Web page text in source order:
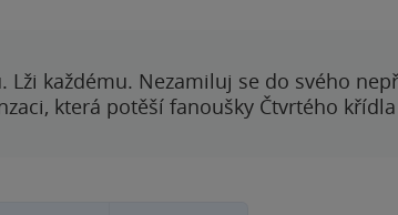
Lži každému. Nezamiluj se do svého
která potěší fanoušky Čtvrtého